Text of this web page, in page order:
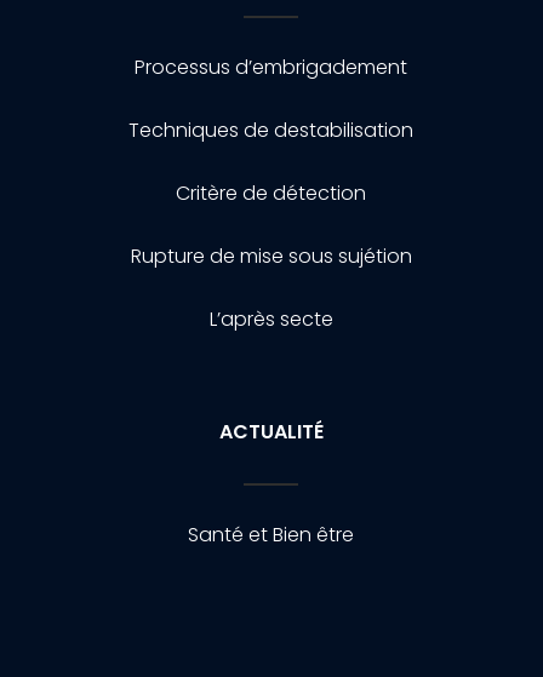
Processus d’embrigadement
Techniques de destabilisation
Critère de détection
Rupture de mise sous sujétion
L’après secte
ACTUALITÉ
Santé et Bien être